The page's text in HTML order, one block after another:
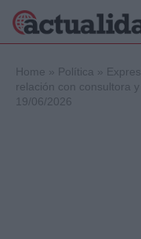
Home » Política »
relación con consultora
19/06/2026